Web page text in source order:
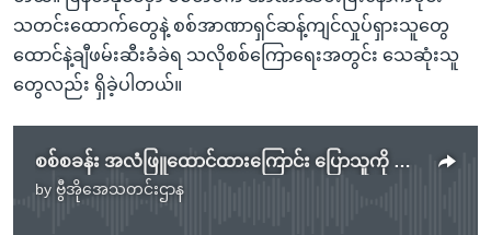
သတင်းထောက်တွေနဲ့ စစ်အာဏာရှင်ဆန့်ကျင်လှုပ်ရှားသူတွေ
ထောင်နဲ့ချီဖမ်းဆီးခံခဲရ သလိုစစ်ကြောရေးအတွင်း သေဆုံးသူ
တွေလည်း ရှိခဲ့ပါတယ်။
စစ်စခန်း အလံဖြူထောင်ထားကြောင်း ပြောသူကို အကြည်ညိုပျက်စေမှု နဲ့ စွဲဆိုမည်
by ဗွီအိုအေသတင်းဌာန
No media source currently available